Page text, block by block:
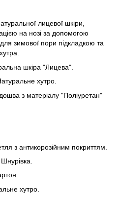
лицевої шкіри,
на нозі за допомогою
зимової пори підкладкою та
шкіра "Лицева".
хутро.
з матеріалу "Поліуретан"
з антикорозійним покриттям.
Шнурівка.
хутро.